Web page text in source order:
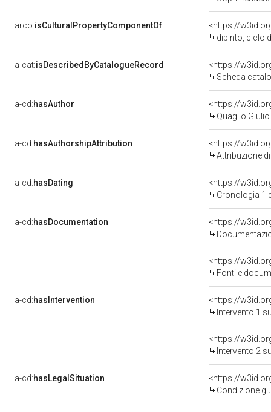
arco:isCulturalPropertyComponentOf
<https://
dipinto, ciclo
a-cat:isDescribedByCatalogueRecord
<https://
Scheda
a-cd:hasAuthor
<https://
Quaglio
a-cd:hasAuthorshipAttribution
<https://
Attribuzione di
a-cd:hasDating
<https://
Cronologia 1
a-cd:hasDocumentation
<https://
Fonti e
a-cd:hasIntervention
<https://
Intervento 1
<https://
Intervento 2
a-cd:hasLegalSituation
Condizione